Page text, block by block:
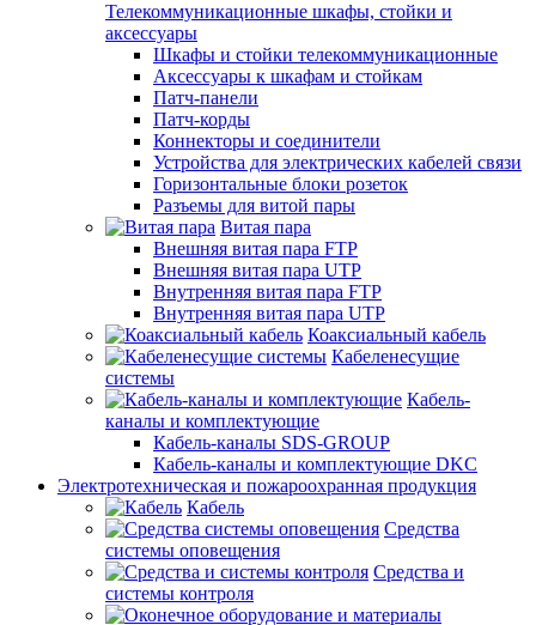
Телекоммуникационные шкафы, стойки и
аксессуары
Шкафы и стойки телекоммуникационные
Аксессуары к шкафам и стойкам
Патч-панели
Патч-корды
Коннекторы и соединители
Устройства для электрических кабелей связи
Горизонтальные блоки розеток
Разъемы для витой пары
Витая пара
Внешняя витая пара FTP
Внешняя витая пара UTP
Внутренняя витая пара FTP
Внутренняя витая пара UTP
Коаксиальный кабель
Кабеленесущие
системы
Кабель-
каналы и комплектующие
Кабель-каналы SDS-GROUP
Кабель-каналы и комплектующие DKC
Электротехническая и пожароохранная продукция
Кабель
Средства
системы оповещения
Средства и
системы контроля